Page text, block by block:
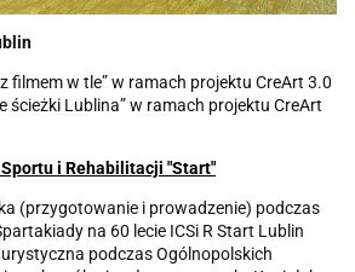
filmem w tle” w ramach projektu CreArt 3.0
ścieżki Lublina” w ramach projektu CreArt
i Rehabilitacji "Start"
(przygotowanie i prowadzenie) podczas
na 60 lecie ICSi R Start Lublin
podczas Ogólnopolskich